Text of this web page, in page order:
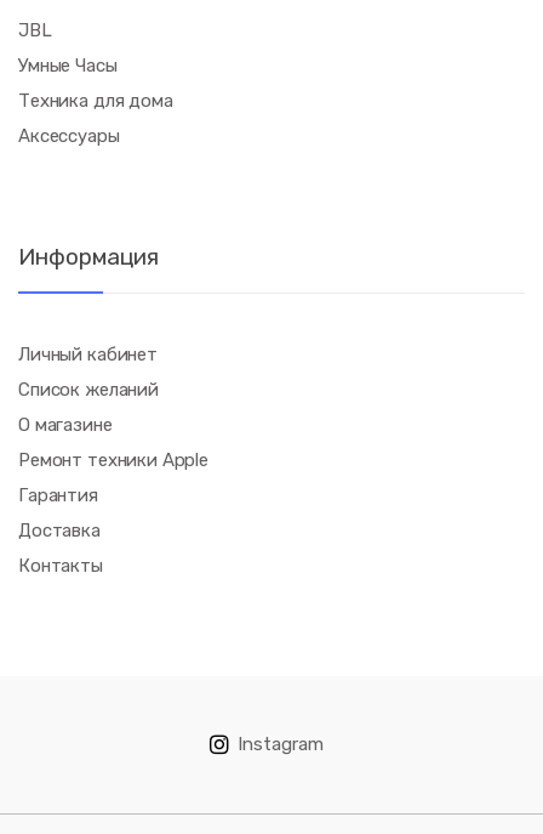
JBL
Умные Часы
Техника для дома
Аксессуары
Информация
Личный кабинет
Список желаний
О магазине
Ремонт техники Apple
Гарантия
Доставка
Контакты
Instagram